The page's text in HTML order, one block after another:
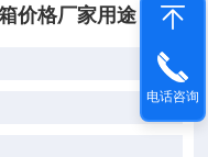
价格厂家用途
电话咨询